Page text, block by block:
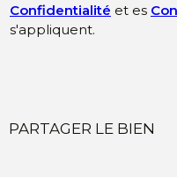
Confidentialité et es
s'appliquent.
PARTAGER LE BIEN